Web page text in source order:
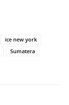
ice new york
Sumatera